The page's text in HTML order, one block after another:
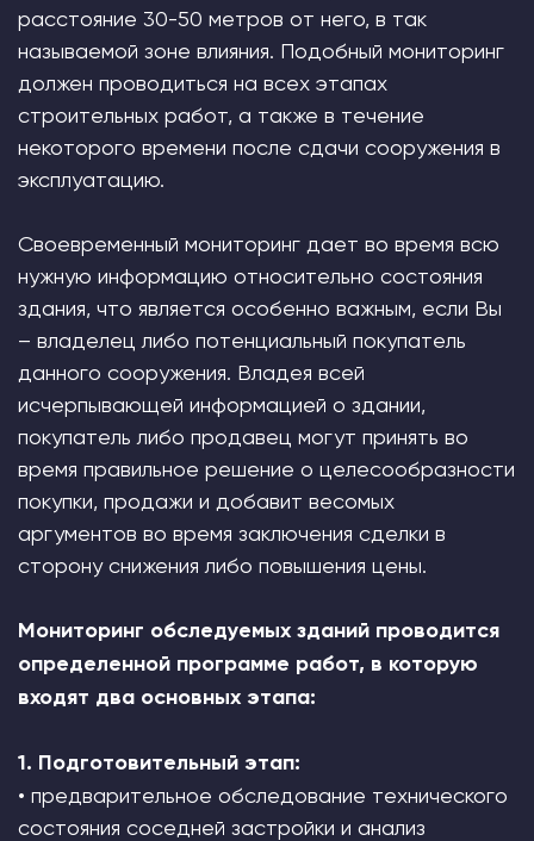
расстояние 30-50 метров от него, в так
называемой зоне влияния. Подобный мониторинг
должен проводиться на всех этапах
строительных работ, а также в течение
некоторого времени после сдачи сооружения в
эксплуатацию.
Своевременный мониторинг дает во время всю
нужную информацию относительно состояния
здания, что является особенно важным, если Вы
– владелец либо потенциальный покупатель
данного сооружения. Владея всей
исчерпывающей информацией о здании,
покупатель либо продавец могут принять во
время правильное решение о целесообразности
покупки, продажи и добавит весомых
аргументов во время заключения сделки в
сторону снижения либо повышения цены.
Мониторинг обследуемых зданий проводится
определенной программе работ, в которую
входят два основных этапа:
1. Подготовительный этап:
• предварительное обследование технического
состояния соседней застройки и анализ